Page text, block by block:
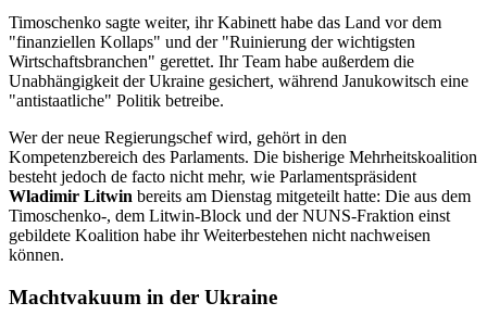
Timoschenko sagte weiter, ihr Kabinett habe das Land vor dem
"finanziellen Kollaps" und der "Ruinierung der wichtigsten
Wirtschaftsbranchen" gerettet. Ihr Team habe außerdem die
Unabhängigkeit der Ukraine gesichert, während Janukowitsch eine
"antistaatliche" Politik betreibe.
Wer der neue Regierungschef wird, gehört in den
Kompetenzbereich des Parlaments. Die bisherige Mehrheitskoalition
besteht jedoch de facto nicht mehr, wie Parlamentspräsident
Wladimir Litwin bereits am Dienstag mitgeteilt hatte: Die aus dem
Timoschenko-, dem Litwin-Block und der NUNS-Fraktion einst
gebildete Koalition habe ihr Weiterbestehen nicht nachweisen
können.
Machtvakuum in der Ukraine